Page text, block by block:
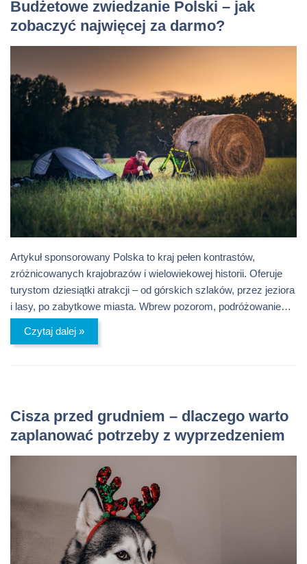
Budżetowe zwiedzanie Polski – jak
zobaczyć najwięcej za darmo?
Artykuł sponsorowany Polska to kraj pełen kontrastów,
zróżnicowanych krajobrazów i wielowiekowej historii. Oferuje
turystom dziesiątki atrakcji – od górskich szlaków, przez jeziora
i lasy, po zabytkowe miasta. Wbrew pozorom, podróżowanie…
Czytaj dalej »
Cisza przed grudniem – dlaczego warto
zaplanować potrzeby z wyprzedzeniem